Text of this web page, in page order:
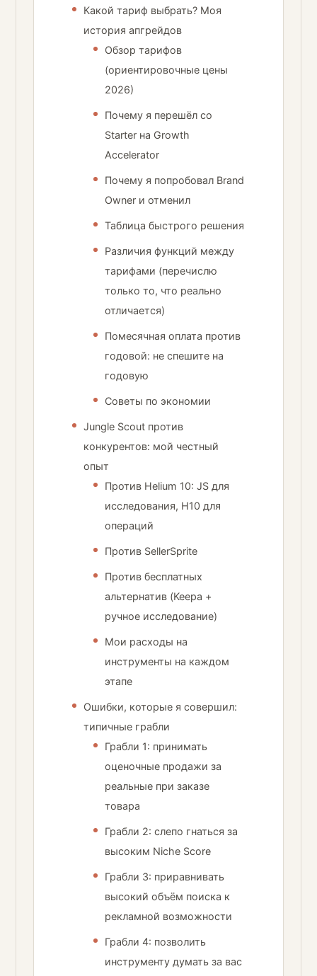
Какой тариф выбрать? Моя
история апгрейдов
Обзор тарифов
(ориентировочные цены
2026)
Почему я перешёл со
Starter на Growth
Accelerator
Почему я попробовал Brand
Owner и отменил
Таблица быстрого решения
Различия функций между
тарифами (перечислю
только то, что реально
отличается)
Помесячная оплата против
годовой: не спешите на
годовую
Советы по экономии
Jungle Scout против
конкурентов: мой честный
опыт
Против Helium 10: JS для
исследования, H10 для
операций
Против SellerSprite
Против бесплатных
альтернатив (Keepa +
ручное исследование)
Мои расходы на
инструменты на каждом
этапе
Ошибки, которые я совершил:
типичные грабли
Грабли 1: принимать
оценочные продажи за
реальные при заказе
товара
Грабли 2: слепо гнаться за
высоким Niche Score
Грабли 3: приравнивать
высокий объём поиска к
рекламной возможности
Грабли 4: позволить
инструменту думать за вас